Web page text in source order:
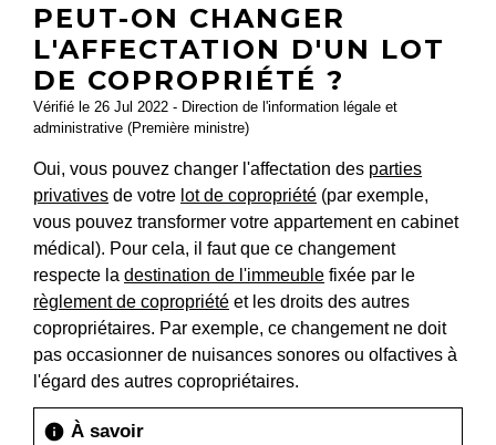
PEUT-ON CHANGER
L'AFFECTATION D'UN LOT
DE COPROPRIÉTÉ ?
Vérifié le 26 Jul 2022 - Direction de l'information légale et
administrative (Première ministre)
Oui, vous pouvez changer l'affectation des parties
privatives de votre lot de copropriété (par exemple,
vous pouvez transformer votre appartement en cabinet
médical). Pour cela, il faut que ce changement
respecte la destination de l'immeuble fixée par le
règlement de copropriété et les droits des autres
copropriétaires. Par exemple, ce changement ne doit
pas occasionner de nuisances sonores ou olfactives à
l'égard des autres copropriétaires.
info À savoir